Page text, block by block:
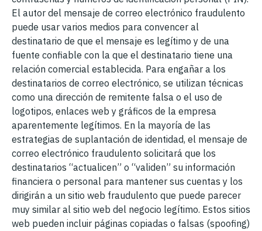
El autor del mensaje de correo electrónico fraudulento
puede usar varios medios para convencer al
destinatario de que el mensaje es legítimo y de una
fuente confiable con la que el destinatario tiene una
relación comercial establecida. Para engañar a los
destinatarios de correo electrónico, se utilizan técnicas
como una dirección de remitente falsa o el uso de
logotipos, enlaces web y gráficos de la empresa
aparentemente legítimos. En la mayoría de las
estrategias de suplantación de identidad, el mensaje de
correo electrónico fraudulento solicitará que los
destinatarios “actualicen” o “validen” su información
financiera o personal para mantener sus cuentas y los
dirigirán a un sitio web fraudulento que puede parecer
muy similar al sitio web del negocio legítimo. Estos sitios
web pueden incluir páginas copiadas o falsas (spoofing)